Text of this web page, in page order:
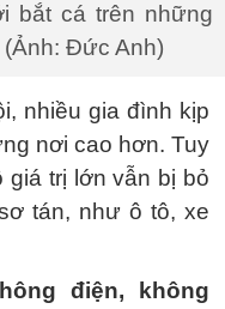
bắt cá trên những
Đức Anh)
nhiều gia đình kịp
nơi cao hơn. Tuy
giá trị lớn vẫn bị bỏ
tán, như ô tô, xe
điện, không